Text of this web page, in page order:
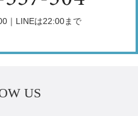
｜LINEは22:00まで
US